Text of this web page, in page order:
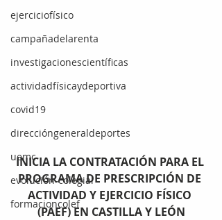
ejerciciofísico
campañadelarenta
investigacionescientíficas
actividadfísicaydeportiva
covid19
direccióngeneraldeportes
uemc
evolución-colegial
formacioncolef
INICIA LA CONTRATACIÓN PARA EL
PROGRAMA DE PRESCRIPCIÓN DE
ACTIVIDAD Y EJERCICIO FÍSICO
(PAEF) EN CASTILLA Y LEÓN